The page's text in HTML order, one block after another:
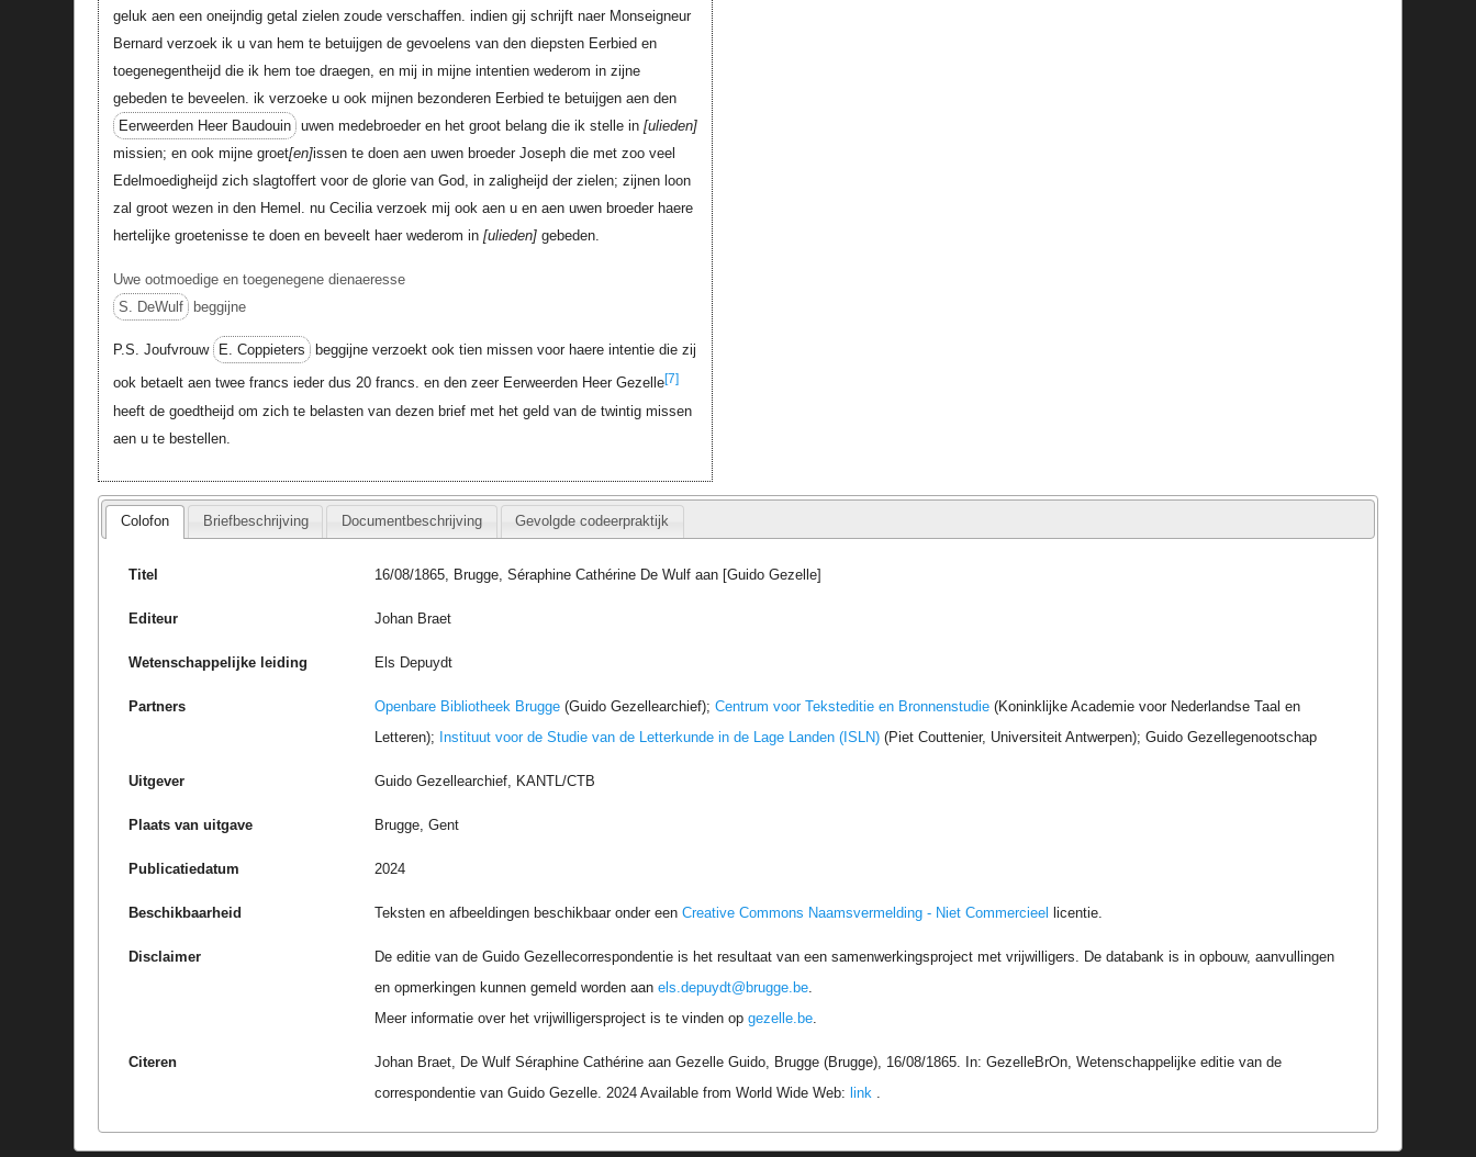
geluk aen een oneijndig getal zielen zoude verschaffen. indien gij schrijft naer Monseigneur
Bernard verzoek ik u van hem te betuijgen de gevoelens van den diepsten Eerbied en
toegenegentheijd die ik hem toe draegen, en mij in mijne intentien wederom in zijne
gebeden te beveelen. ik verzoeke u ook mijnen bezonderen Eerbied te betuijgen aen den
Eerweerden Heer Baudouin uwen medebroeder en het groot belang die ik stelle in ulieden
missien; en ook mijne groet en issen te doen aen uwen broeder Joseph die met zoo veel
Edelmoedigheijd zich slagtoffert voor de glorie van God, in zaligheijd der zielen; zijnen loon
zal groot wezen in den Hemel. nu Cecilia verzoek mij ook aen u en aen uwen broeder haere
hertelijke groetenisse te doen en beveelt haer wederom in ulieden gebeden.
Uwe ootmoedige en toegenegene dienaeresse
S. DeWulf beggijne
P.S. Joufvrouw E. Coppieters beggijne verzoekt ook tien missen voor haere intentie die zij
ook betaelt aen twee francs ieder dus 20 francs. en den zeer Eerweerden Heer Gezelle[7]
heeft de goedtheijd om zich te belasten van dezen brief met het geld van de twintig missen
aen u te bestellen.
Colofon Briefbeschrijving Documentbeschrijving Gevolgde codeerpraktijk
Titel 16/08/1865, Brugge, Séraphine Cathérine De Wulf aan [Guido Gezelle]
Editeur Johan Braet
Wetenschappelijke leiding Els Depuydt
Partners Openbare Bibliotheek Brugge (Guido Gezellearchief);Centrum voor Teksteditie en Bronnenstudie (Koninklijke Academie voor Nederlandse Taal en
Letteren); Instituut voor de Studie van de Letterkunde in de Lage Landen (ISLN) (Piet Couttenier, Universiteit Antwerpen); Guido Gezellegenootschap
Uitgever Guido Gezellearchief, KANTL/CTB
Plaats van uitgave Brugge, Gent
Publicatiedatum 2024
Beschikbaarheid Teksten en afbeeldingen beschikbaar onder eenCreative Commons Naamsvermelding - Niet Commercieel licentie.
Disclaimer
De editie van de Guido Gezellecorrespondentie is het resultaat van een samenwerkingsproject met vrijwilligers. De databank is in opbouw, aanvullingen
en opmerkingen kunnen gemeld worden aanels.depuydt@brugge.be
Meer informatie over het vrijwilligersproject is te vinden opgezelle.be
Citeren
Johan Braet, De Wulf Séraphine Cathérine aan Gezelle Guido, Brugge (Brugge), 16/08/1865. In: GezelleBrOn, Wetenschappelijke editie van de
correspondentie van Guido Gezelle. 2024 Available from World Wide Web:link